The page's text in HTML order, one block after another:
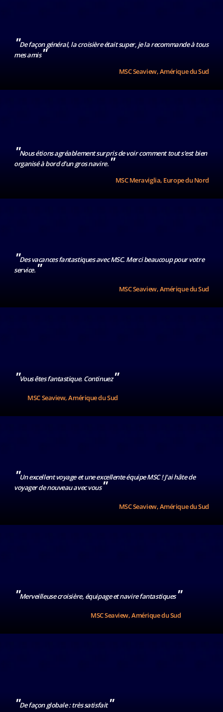
"De façon général, la croisière était super, je la recommande à tous
mes amis"
MSC Seaview, Amérique du Sud
"Nous étions agréablement surpris de voir comment tout s'est bien
organisé à bord d'un gros navire. "
MSC Meraviglia, Europe du Nord
"Des vacances fantastiques avec MSC. Merci beaucoup pour votre
service. "
MSC Seaview, Amérique du Sud
"Vous êtes fantastique. Continuez"
MSC Seaview, Amérique du Sud
"Un excellent voyage et une excellente équipe MSC ! J'ai hâte de
voyager de nouveau avec vous"
MSC Seaview, Amérique du Sud
"Merveilleuse croisière, équipage et navire fantastiques"
MSC Seaview, Amérique du Sud
"De façon globale : très satisfait"